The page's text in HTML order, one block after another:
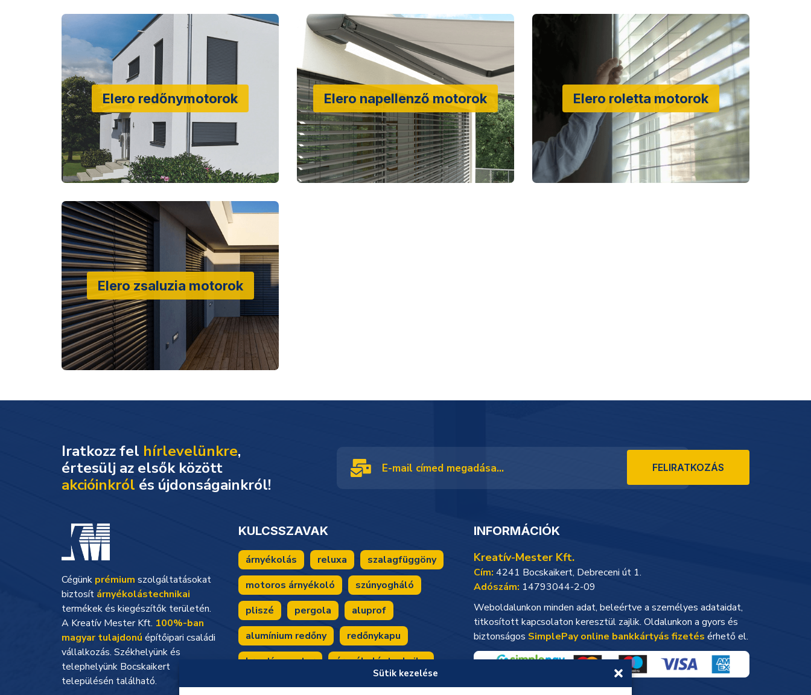
Sütik kezelése
Elero redőnymotorok Elero napellenző motorok Elero roletta motorok
Elero zsaluzia motorok
Iratkozz fel hírlevelünkre,
akcióinkról és újdonságainkról!
FELIRATKOZÁS
Cégünk prémium szolgáltatásokat
biztosít árnyékolástechnikai
termékek és kiegészítők területén.
A Kreatív Mester Kft. 100%-ban
magyar tulajdonú építőipari családi
vállalkozás. Székhelyünk és
telephelyünk Bocskaikert
településén található.
KULCSSZAVAK
árnyékolás reluxa
szalagfüggöny
motoros árnyékoló
szúnyogháló
pliszé
pergola
aluprof
alumínium redőny
redőnykapu
kreatív mester
árnyékolástechnika
árnyékoló
jelen árnyékolója
INFORMÁCIÓK
Kreatív-Mester Kft.
Cím: 4241 Bocskaikert, Debreceni út 1.
Adószám: 14793044-2-09
Weboldalunkon minden adat, beleértve a személyes adataidat,
titkosított kapcsolaton keresztül zajlik. Oldalunkon a gyors és
biztonságos SimplePay online bankkártyás fizetés érhető el.